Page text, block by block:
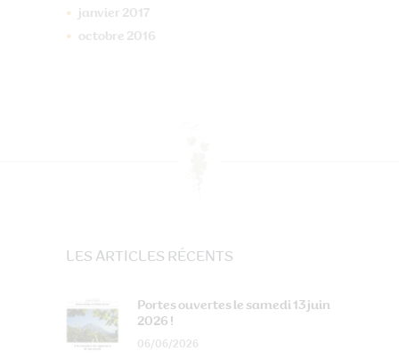
janvier 2017
octobre 2016
LES ARTICLES RÉCENTS
Portes ouvertes le samedi 13 juin
2026 !
06/06/2026